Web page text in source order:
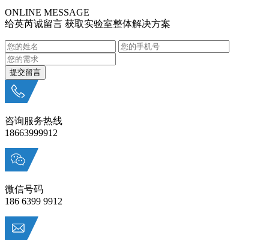
ONLINE MESSAGE
给英芮诚留言 获取实验室整体解决方案
咨询服务热线
18663999912
微信号码
186 6399 9912